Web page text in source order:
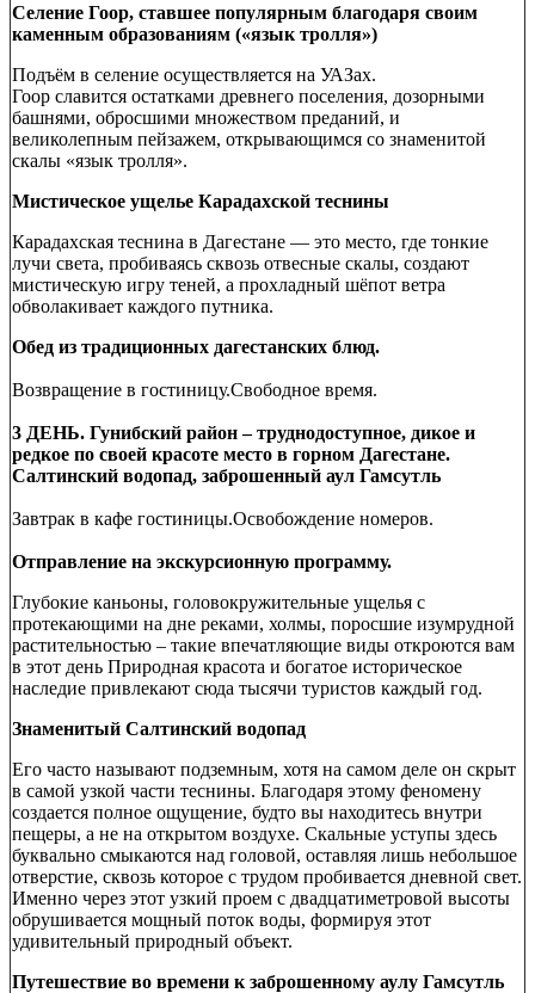
Селение Гоор, ставшее популярным благодаря своим
каменным образованиям («язык тролля»)
Подъём в селение осуществляется на УАЗах.
Гоор славится остатками древнего поселения, дозорными
башнями, обросшими множеством преданий, и
великолепным пейзажем, открывающимся со знаменитой
скалы «язык тролля».
Мистическое ущелье Карадахской теснины
Карадахская теснина в Дагестане — это место, где тонкие
лучи света, пробиваясь сквозь отвесные скалы, создают
мистическую игру теней, а прохладный шёпот ветра
обволакивает каждого путника.
Обед из традиционных дагестанских блюд.
Возвращение в гостиницу.Свободное время.
3 ДЕНЬ. Гунибский район – труднодоступное, дикое и
редкое по своей красоте место в горном Дагестане.
Салтинский водопад, заброшенный аул Гамсутль
Завтрак в кафе гостиницы.Освобождение номеров.
Отправление на экскурсионную программу.
Глубокие каньоны, головокружительные ущелья с
протекающими на дне реками, холмы, поросшие изумрудной
растительностью – такие впечатляющие виды откроются вам
в этот день Природная красота и богатое историческое
наследие привлекают сюда тысячи туристов каждый год.
Знаменитый Салтинский водопад
Его часто называют подземным, хотя на самом деле он скрыт
в самой узкой части теснины. Благодаря этому феномену
создается полное ощущение, будто вы находитесь внутри
пещеры, а не на открытом воздухе. Скальные уступы здесь
буквально смыкаются над головой, оставляя лишь небольшое
отверстие, сквозь которое с трудом пробивается дневной свет.
Именно через этот узкий проем с двадцатиметровой высоты
обрушивается мощный поток воды, формируя этот
удивительный природный объект.
Путешествие во времени к заброшенному аулу Гамсутль